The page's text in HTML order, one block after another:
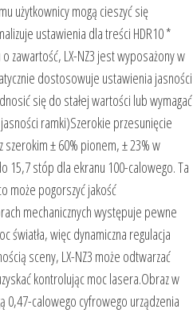
użytkownicy mogą cieszyć się
ustawienia dla treści HDR10 *
zawartość, LX-NZ3 jest wyposażony w
dostosowuje ustawienia jasności
się do stałej wartości lub wymagać
ramki)Szerokie przesunięcie
szerokim ± 60% pionem, ± 23% w
15,7 stóp dla ekranu 100-calowego. Ta
może pogorszyć jakość
mechanicznych występuje pewne
światła, więc dynamiczna regulacja
sceny, LX-NZ3 może odtwarzać
kontrolując moc lasera.Obraz w
0,47-calowego cyfrowego urządzenia